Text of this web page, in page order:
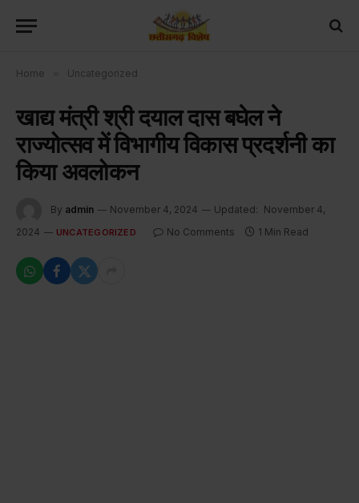
Home Uncategorized
खाद्य मंत्री श्री दयाल दास बघेल ने
राज्योत्सव में विभागीय विकास प्रदर्शनी का
किया अवलोकन
By admin November 4, 2024 Updated: November 4,
2024
UNCATEGORIZED No Comments 1 Min Read